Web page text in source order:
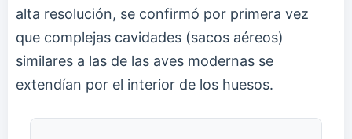
alta resolución, se confirmó por primera vez
que complejas cavidades (sacos aéreos)
similares a las de las aves modernas se
extendían por el interior de los huesos.